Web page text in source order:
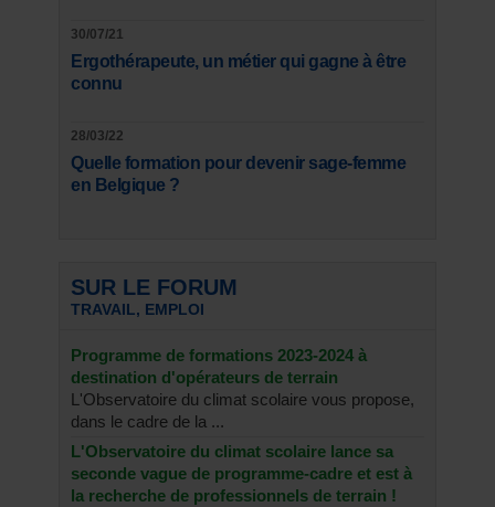
30/07/21
Ergothérapeute, un métier qui gagne à être
connu
28/03/22
Quelle formation pour devenir sage-femme
en Belgique ?
SUR LE FORUM
TRAVAIL, EMPLOI
Programme de formations 2023-2024 à
destination d'opérateurs de terrain
L'Observatoire du climat scolaire vous propose,
dans le cadre de la ...
L'Observatoire du climat scolaire lance sa
seconde vague de programme-cadre et est à
la recherche de professionnels de terrain !